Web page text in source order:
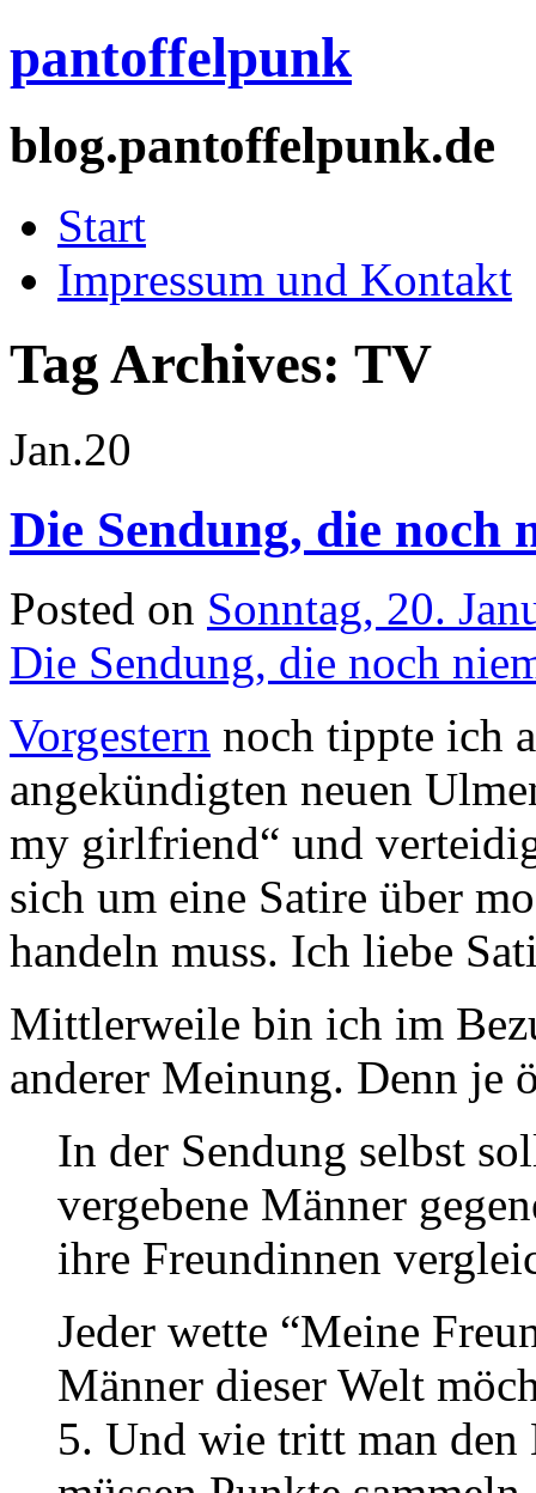
pantoffelpunk
blog.pantoffelpunk.de
Start
Impressum und Kontakt
Tag Archives: TV
Jan.20
Die Sendung, die noch
Posted on Sonntag, 20.
Die Sendung, die noch
Vorgestern noch tippte ich
angekündigten neuen
my girlfriend“ und
sich um eine Satire über
handeln muss. Ich liebe
Mittlerweile bin ich im
anderer Meinung. Denn
In der Sendung selbst
vergebene Männer
ihre Freundinnen
Jeder wette “Meine
Männer dieser Welt
5. Und wie tritt man den